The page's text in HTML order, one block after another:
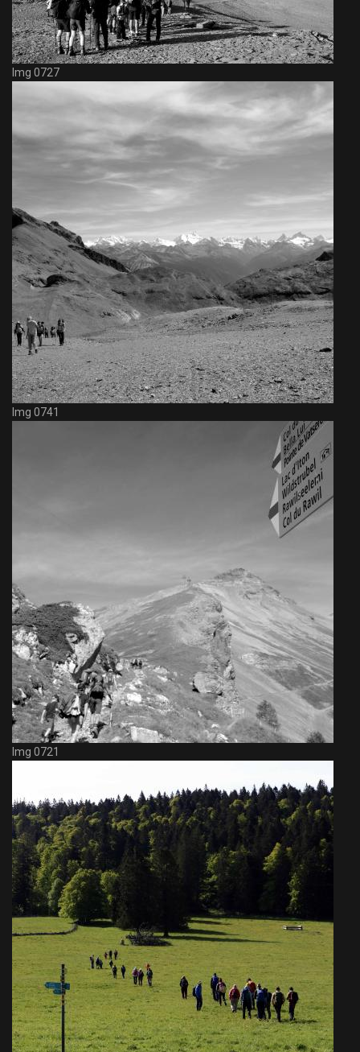
Img 0727
Img 0741
Img 0721